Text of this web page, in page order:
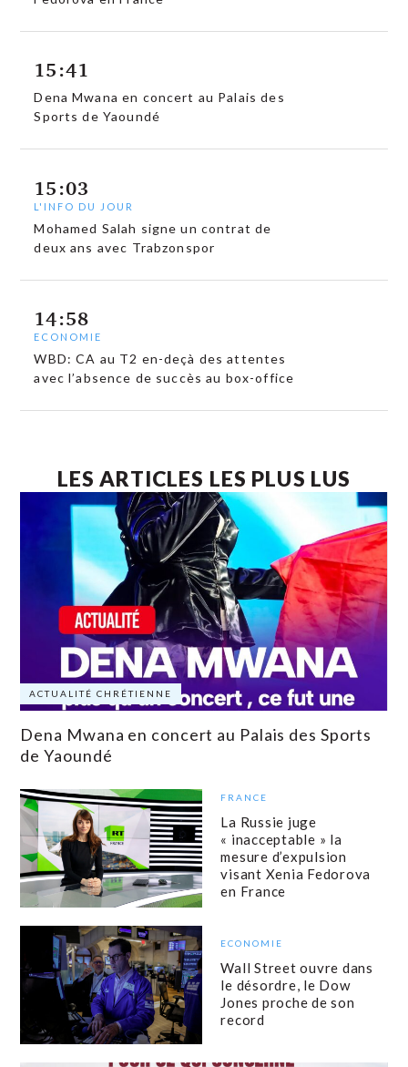
15:41
Dena Mwana en concert au Palais des
Sports de Yaoundé
15:03
L'INFO DU JOUR
Mohamed Salah signe un contrat de
deux ans avec Trabzonspor
14:58
ECONOMIE
WBD: CA au T2 en-deçà des attentes
avec l’absence de succès au box-office
LES ARTICLES LES PLUS LUS
ACTUALITÉ CHRÉTIENNE
Dena Mwana en concert au Palais des Sports
de Yaoundé
FRANCE
La Russie juge
« inacceptable » la
mesure d’expulsion
visant Xenia Fedorova
en France
ECONOMIE
Wall Street ouvre dans
le désordre, le Dow
Jones proche de son
record